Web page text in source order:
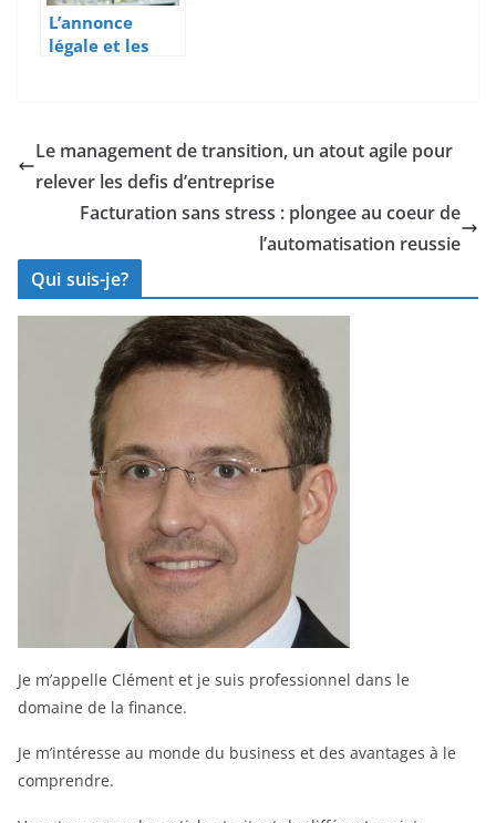
L’annonce
légale et les
Le management de transition, un atout agile pour
relever les defis d’entreprise
Facturation sans stress : plongee au coeur de
l’automatisation reussie
Qui suis-je?
Je m’appelle Clément et je suis professionnel dans le
domaine de la finance.
Je m’intéresse au monde du business et des avantages à le
comprendre.